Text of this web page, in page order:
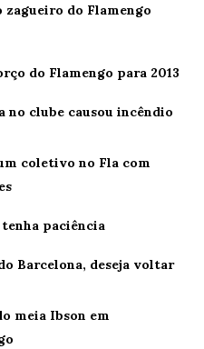
zagueiro do Flamengo
do Flamengo para 2013
no clube causou incêndio
coletivo no Fla com
paciência
Barcelona, deseja voltar
meia Ibson em